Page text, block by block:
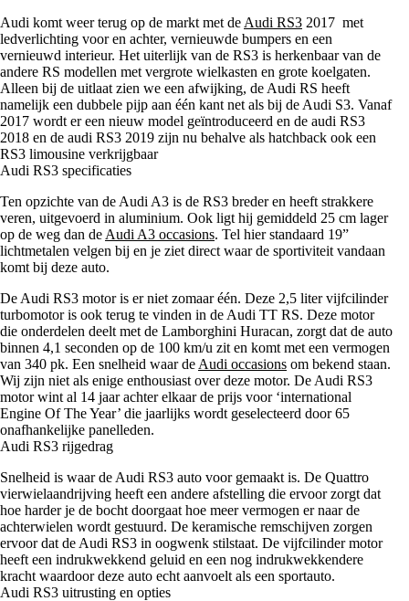
Audi komt weer terug op de markt met de Audi RS3 2017 met
ledverlichting voor en achter, vernieuwde bumpers en een
vernieuwd interieur. Het uiterlijk van de RS3 is herkenbaar van de
andere RS modellen met vergrote wielkasten en grote koelgaten.
Alleen bij de uitlaat zien we een afwijking, de Audi RS heeft
namelijk een dubbele pijp aan één kant net als bij de Audi S3. Vanaf
2017 wordt er een nieuw model geïntroduceerd en de audi RS3
2018 en de audi RS3 2019 zijn nu behalve als hatchback ook een
RS3 limousine verkrijgbaar
Audi RS3 specificaties
Ten opzichte van de Audi A3 is de RS3 breder en heeft strakkere
veren, uitgevoerd in aluminium. Ook ligt hij gemiddeld 25 cm lager
op de weg dan de Audi A3 occasions. Tel hier standaard 19”
lichtmetalen velgen bij en je ziet direct waar de sportiviteit vandaan
komt bij deze auto.
De Audi RS3 motor is er niet zomaar één. Deze 2,5 liter vijfcilinder
turbomotor is ook terug te vinden in de Audi TT RS. Deze motor
die onderdelen deelt met de Lamborghini Huracan, zorgt dat de auto
binnen 4,1 seconden op de 100 km/u zit en komt met een vermogen
van 340 pk. Een snelheid waar de Audi occasions om bekend staan.
Wij zijn niet als enige enthousiast over deze motor. De Audi RS3
motor wint al 14 jaar achter elkaar de prijs voor ‘international
Engine Of The Year’ die jaarlijks wordt geselecteerd door 65
onafhankelijke panelleden.
Audi RS3 rijgedrag
Snelheid is waar de Audi RS3 auto voor gemaakt is. De Quattro
vierwielaandrijving heeft een andere afstelling die ervoor zorgt dat
hoe harder je de bocht doorgaat hoe meer vermogen er naar de
achterwielen wordt gestuurd. De keramische remschijven zorgen
ervoor dat de Audi RS3 in oogwenk stilstaat. De vijfcilinder motor
heeft een indrukwekkend geluid en een nog indrukwekkendere
kracht waardoor deze auto echt aanvoelt als een sportauto.
Audi RS3 uitrusting en opties